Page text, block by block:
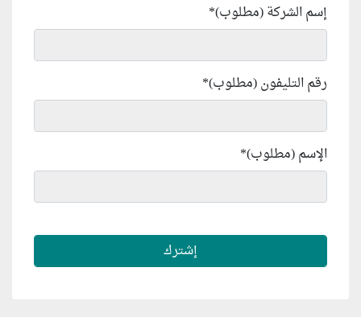
إسم الشركة (مطلوب)*
رقم التليفون (مطلوب)*
الإسم (مطلوب)*